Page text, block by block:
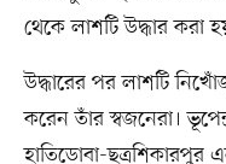
থেকে লাশটি উদ্ধার করা
উদ্ধারের পর লাশটি
করেন তাঁর স্বজনেরা।
হাতিডোবা-ছত্রশিকারপুর